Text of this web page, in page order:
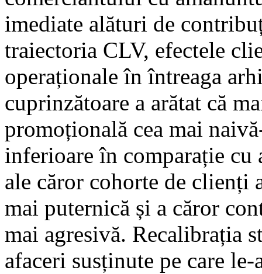
imediate alături de
traiectoria CLV, efectele
operaționale în întreaga
cuprinzătoare a arătat că
promoțională cea mai
inferioare în comparație
ale căror cohorte de clienți
mai puternică și a căror
mai agresivă. Recalibrația
afaceri susținute pe care